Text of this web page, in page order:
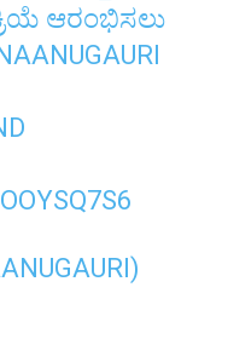
ಆರಂಭಿಸಲು